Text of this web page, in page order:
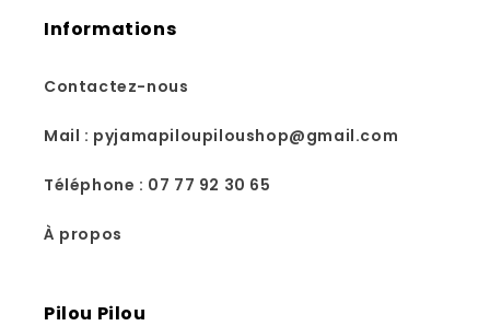
Informations
Contactez-nous
Mail : pyjamapiloupiloushop@gmail.com
Téléphone : 07 77 92 30 65
À propos
Pilou Pilou